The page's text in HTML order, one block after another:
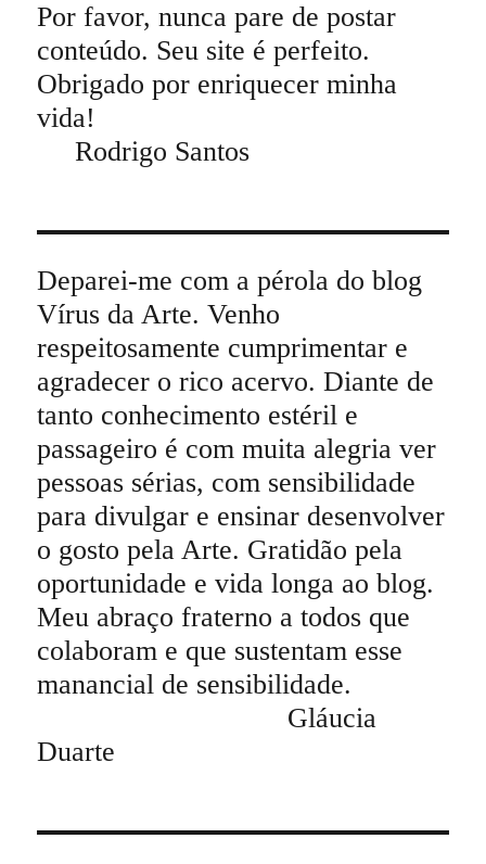
Por favor, nunca pare de postar
conteúdo. Seu site é perfeito.
Obrigado por enriquecer minha
vida!
Rodrigo Santos
Deparei-me com a pérola do blog
Vírus da Arte. Venho
respeitosamente cumprimentar e
agradecer o rico acervo. Diante de
tanto conhecimento estéril e
passageiro é com muita alegria ver
pessoas sérias, com sensibilidade
para divulgar e ensinar desenvolver
o gosto pela Arte. Gratidão pela
oportunidade e vida longa ao blog.
Meu abraço fraterno a todos que
colaboram e que sustentam esse
manancial de sensibilidade.
Gláucia
Duarte